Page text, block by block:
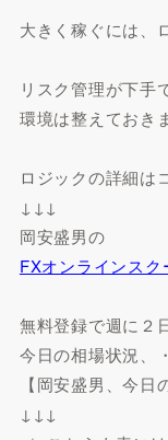
大きく稼ぐには、
リスク管理が下手
環境は整えておき
ロジックの詳細は
↓↓↓
岡安盛男の
FXオンラインスク
無料登録で週に２
今日の相場状況、
【岡安盛男、今日
↓↓↓